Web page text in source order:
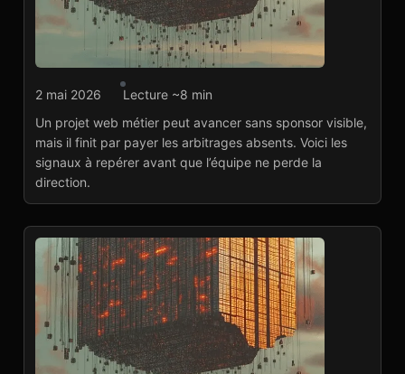
Développement web
équipe projet manque
d’un sponsor métier
Lire l'article
2 mai 2026
Lecture ~8 min
Un projet web métier peut avancer sans sponsor visible,
mais il finit par payer les arbitrages absents. Voici les
signaux à repérer avant que l’équipe ne perde la
direction.